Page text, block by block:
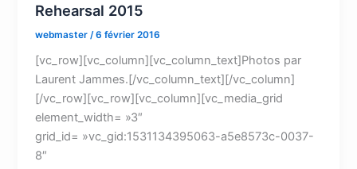
Rehearsal 2015
webmaster /6 février 2016
[vc_row][vc_column][vc_column_text]Photos par
Laurent Jammes.[/vc_column_text][/vc_column]
[/vc_row][vc_row][vc_column][vc_media_grid
element_width= »3″
grid_id= »vc_gid:1531134395063-a5e8573c-0037-
8″